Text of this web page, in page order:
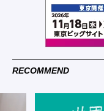
RECOMMEND